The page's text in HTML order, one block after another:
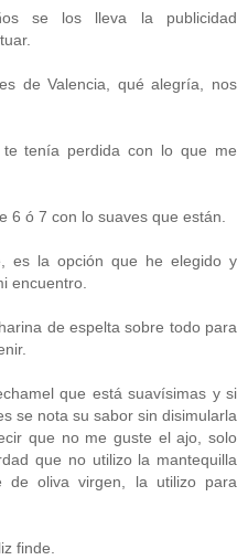
se los lleva la publicidad
de Valencia, qué alegría, nos
tenía perdida con lo que me
6 ó 7 con lo suaves que están.
es la opción que he elegido y
encuentro.
de espelta sobre todo para
que está suavísimas y si
se nota su sabor sin disimularla
que no me guste el ajo, solo
que no utilizo la mantequilla
de oliva virgen, la utilizo para
finde.